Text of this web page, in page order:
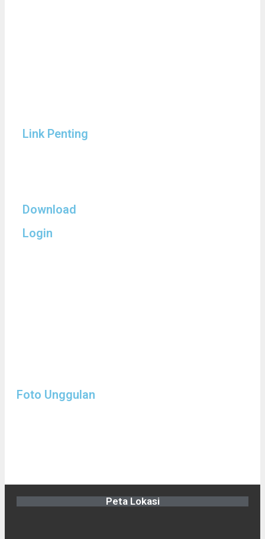
Link Penting
Download
Login
Foto Unggulan
Peta Lokasi